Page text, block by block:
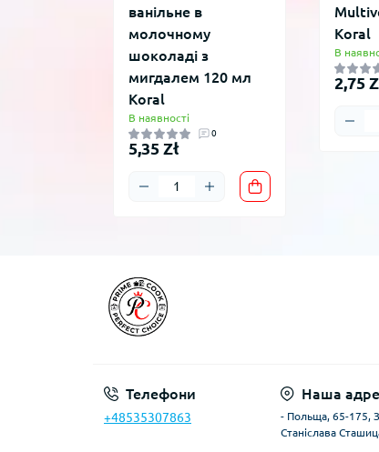
ванільне в
молочному
шоколаді з
мигдалем 120 мл
Koral
В наявності
0
5,35 Zł
Koral
В
2,75
Телефони
+48535307863
Наша
- Польща, 65-175,
Станіслава